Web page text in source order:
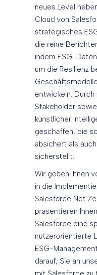
neues Level
Cloud von
strategisches
die reine
indem ESG-
um die Resilienz
entwickeln.
Stakeholder
künstlicher
geschaffen, die
absichert als
sicherstellt.
Wir geben Ihnen
in die
Salesforce Net
präsentieren
Salesforce eine
nutzerorientierte
ESG-
darauf, Sie an